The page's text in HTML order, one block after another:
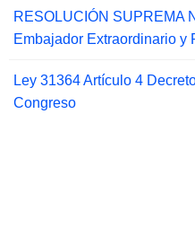
RESOLUCIÓN SUPREMA
Embajador Extraordinario y
Ley 31364 Artículo 4
Congreso